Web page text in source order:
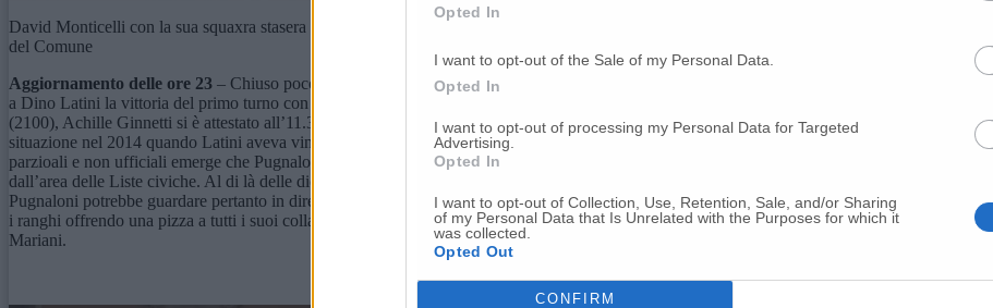
Opted In
I want to opt-out of the Sale of my Personal Data.
Opted In
I want to opt-out of processing my Personal Data for Targeted
Advertising.
Opted In
I want to opt-out of Collection, Use, Retention, Sale, and/or Sharing
of my Personal Data that Is Unrelated with the Purposes for which it
was collected.
Opted Out
CONFIRM
David Monticelli con la sua squaxra stasera nella Sala Maggiore
del Comune
Aggiornamento delle ore 23 – Chiuso poco fa lo spoglio al Borgo-Santo Stefano, l’ultimo seggio elettorale dei 33 osimani. Il dato finale,
a Dino Latini la vittoria del primo turno con 6657 voti (pari al 35.11% ) e il secondo gradino del podio a Simone Pugnaloni con 5.580 voti
(2100), Achille Ginnetti si è attestato all’11.38% , Alessandrini al 9,16%, la Mariani al 2.46% e Pasquinelli all’1.79%. Ci sarebbe insomma
situazione nel 2014 quando Latini aveva vinto il primo turno con 8.798 voti (44,96%) e Pugnaloni lo rincorreva con 5.748 voti (29%). Allora
parzioali e non ufficiali emerge che Pugnaloni ha mantenuto intatto il consenso del suo elettorato mentre i 2000 voti che ha perso Latini gli
dall’area delle Liste civiche. Al di là delle dichiarazioni che tutti i candidati sindaci esclusi dal secondo turno hanno già reso, per rastrellare
Pugnaloni potrebbe guardare pertanto in direzione di Achille Ginetti e dei suoi 2100 voti o ai 2000 voti di Monticelli e, perché no, anche ai
i ranghi offrendo una pizza a tutti i suoi collaboratori e alla sua squadra per fare, tra una chiacchiera e l’altra, una analisi del voto. Ha
Mariani.
***